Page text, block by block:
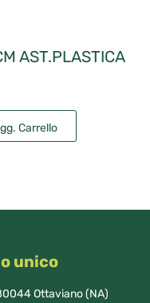
AST.PLASTICA
Carrello
unico
Ottaviano (NA)